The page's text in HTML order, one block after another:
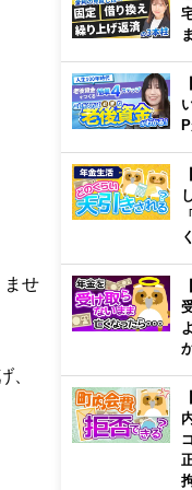
ませ
、